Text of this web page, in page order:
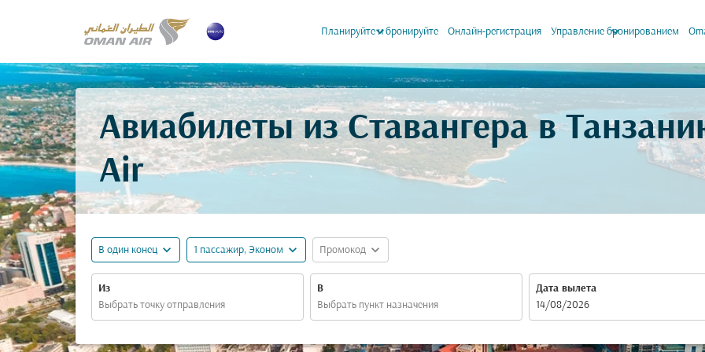
Планируйте и бронируйте
keyboard_arrow_down Онлайн-регистрация Управление бронированием
keyboard_arrow_down
Авиабилеты из Ставангера в
Air
В один конец expand_more 1 пассажир, Эконом expand_more Промокод expand_more
Из В
Дата вылета
fc-booking-departure-date-aria-label
14/08/2026